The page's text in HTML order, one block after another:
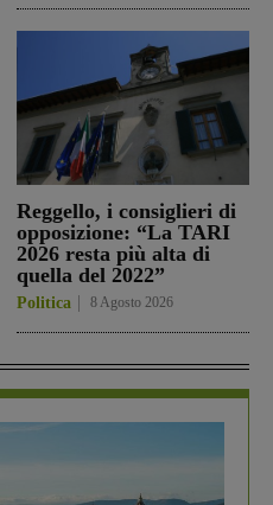
Reggello, i consiglieri di
opposizione: “La TARI
2026 resta più alta di
quella del 2022”
Politica 8 Agosto 2026